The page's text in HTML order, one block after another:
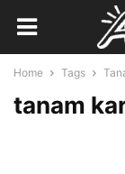
Home Tags
tanam